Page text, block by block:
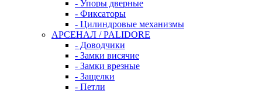
- Упоры дверные
- Фиксаторы
- Цилиндровые механизмы
АРСЕНАЛ / PALIDORE
- Доводчики
- Замки висячие
- Замки врезные
- Защелки
- Петли